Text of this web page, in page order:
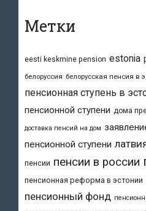
Метки
eesti keskmine pension estonia
белоруссия белорусская пенсия в
пенсионная ступень в
пенсионной ступени дома
доставка пенсий на дом
пенсионной ступени
пенсии пенсии в россии
пенсионная реформа в эстонии
пенсионный фонд